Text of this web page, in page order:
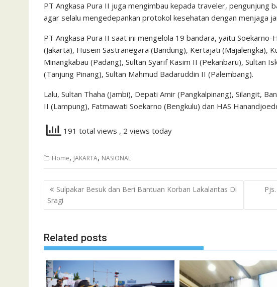
PT Angkasa Pura II juga mengimbau kepada traveler, pengunjung
agar selalu mengedepankan protokol kesehatan dengan menjaga
PT Angkasa Pura II saat ini mengelola 19 bandara, yaitu
(Jakarta), Husein Sastranegara (Bandung), Kertajati (Majalengka),
Minangkabau (Padang), Sultan Syarif Kasim II (Pekanbaru), Sultan
(Tanjung Pinang), Sultan Mahmud Badaruddin II (Palembang).
Lalu, Sultan Thaha (Jambi), Depati Amir (Pangkalpinang), Silangit,
II (Lampung), Fatmawati Soekarno (Bengkulu) dan HAS
191 total views , 2 views today
Home, JAKARTA, NASIONAL
Navigasi
pos
Sulpakar Besuk dan Beri Bantuan Korban Lakalantas Di
Sragi
Related posts